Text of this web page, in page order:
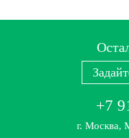
+7
г. Москва,